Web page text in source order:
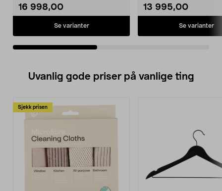
som bruker lite strøm - praktisk i
alle hager.
• Enkel å installere, bruke og
pent uten å etterlate spor i plenen.
16 998,00
Se varianter
alle hager.
• Enkel å installere, bruke
vedlikeholde.
13 995,00
Se varianter
Uvanlig gode priser på vanlige ting
Sjekk prisen